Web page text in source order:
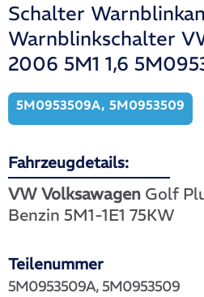
Schalter
Warnblinkschalter
2006 5M1 1,6
5M0953509A, 5M0953509
Fahrzeugdetails:
VW Volksawagen Golf
Benzin 5M1-1E1 75KW
Teilenummer
5M0953509A, 5M0953509